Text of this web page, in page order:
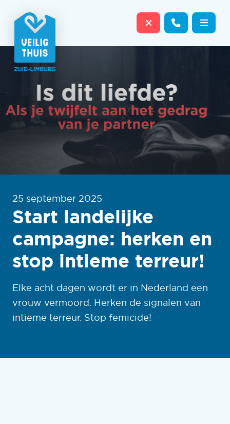
Sluit website
Contact
25 september 2025
Start landelijke
campagne: herken en
stop intieme terreur!
Elke acht dagen wordt er in Nederland een
vrouw vermoord. Herken de signalen van
intieme terreur. Stop femicide!